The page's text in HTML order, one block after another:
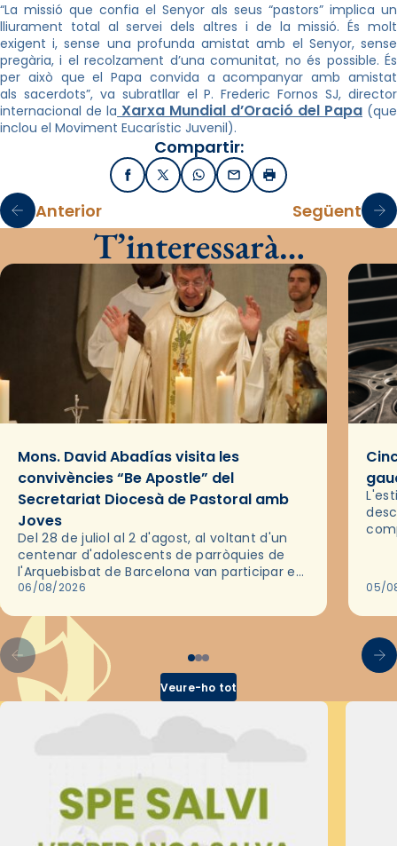
“La missió que confia el Senyor als seus “pastors” implica un
lliurament total al servei dels altres i de la missió. És molt
exigent i, sense una profunda amistat amb el Senyor, sense
pregària, i el recolzament d’una comunitat, no és possible. És
per això que el Papa convida a acompanyar amb amistat
als sacerdots”, va subratllar el P. Frederic Fornos SJ, director
internacional de la Xarxa Mundial d’Oració del Papa (que
inclou el Moviment Eucarístic Juvenil).
Compartir:
FacebookX / TwitterWhatsApp
EmailImprimir
Anterior Següent
T’interessarà…
Mons. David Abadías visita les
convivències “Be Apostle” del
Secretariat Diocesà de Pastoral amb
Joves
Del 28 de juliol al 2 d'agost, al voltant d'un
centenar d'adolescents de parròquies de
l'Arquebisbat de Barcelona van participar en
les convivències Be Apostle, organitzades
06/08/2026 05/
Veure-ho tot